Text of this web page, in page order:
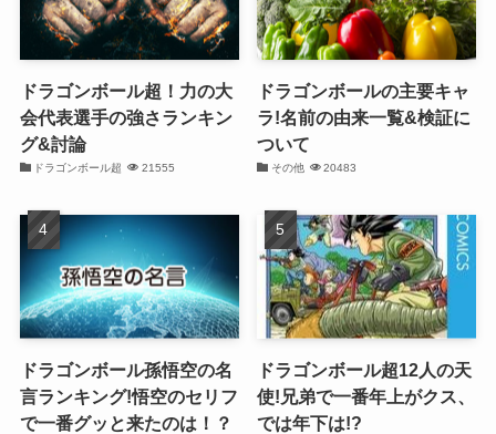
ドラゴンボール超！力の大
会代表選手の強さランキン
グ&討論
ドラゴンボール超 21555
ドラゴンボールの主要キャ
ラ!名前の由来一覧&検証に
ついて
その他 20483
ドラゴンボール孫悟空の名
言ランキング!悟空のセリフ
で一番グッと来たのは！？
ドラゴンボール超12人の天
使!兄弟で一番年上がクス、
では年下は!?